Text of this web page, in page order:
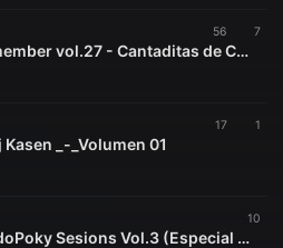
56 7
Cantaditas Remember vol.27 - Cantaditas de Colección
17 1
Kasen _-_Volumen 01
10
BlackerDJ - TodoPoky Sesions Vol.3 (Especial Primavera 2021)